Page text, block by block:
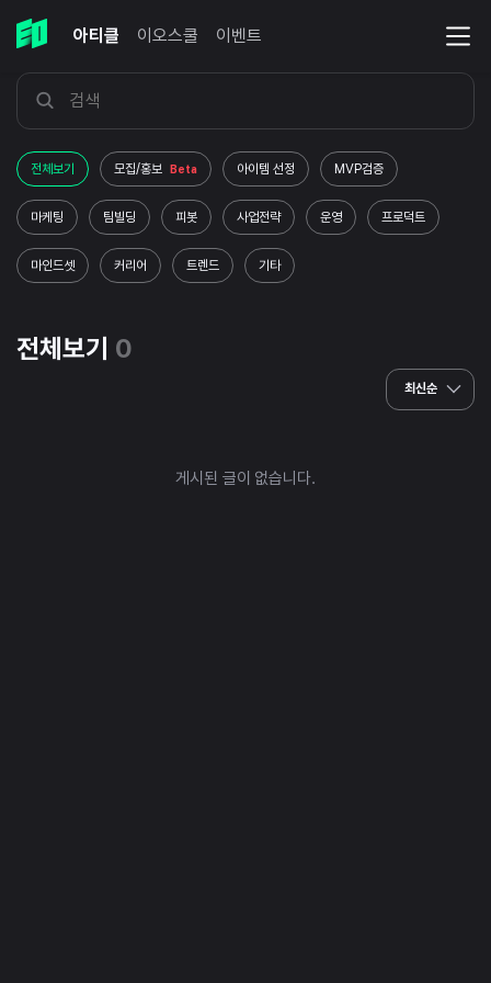
아티클 이오스쿨 이벤트
전체보기 모집/홍보 Beta 아이템 선정 MVP검증
마케팅 팀빌딩 피봇 사업전략 운영 프로덕트
마인드셋 커리어 트렌드 기타
전체보기 0
최신순
게시된 글이 없습니다.